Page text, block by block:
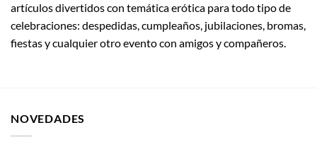
artículos divertidos con temática erótica para todo tipo de
celebraciones: despedidas, cumpleaños, jubilaciones, bromas,
fiestas y cualquier otro evento con amigos y compañeros.
NOVEDADES